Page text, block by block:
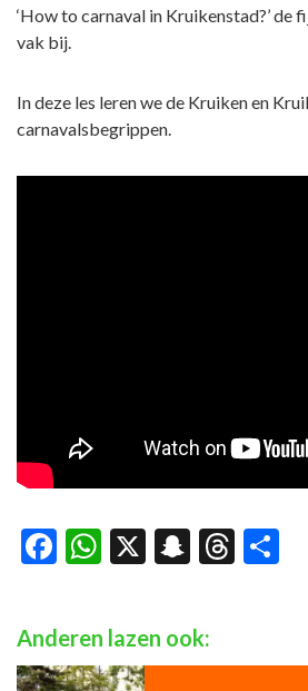
‘How to carnaval in Kruikenstad?’ de
vak bij.
In deze les leren we de Kruiken en
carnavalsbegrippen.
Facebook
WhatsApp
X
Anderen lazen ook: